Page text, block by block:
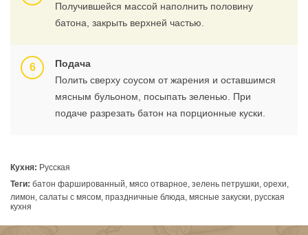
Получившейся массой наполнить половину
батона, закрыть верхней частью.
Подача
Полить сверху соусом от жарения и оставшимся
мясным бульоном, посыпать зеленью. При
подаче разрезать батон на порционные куски.
Кухня: Русская
Теги: батон фаршированный, мясо отварное, зелень петрушки, орехи,
лимон, салаты с мясом, праздничные блюда, мясные закуски, русская
кухня